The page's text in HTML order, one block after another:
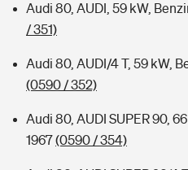
Audi 80, AUDI, 59 kW,
/ 351)
Audi 80, AUDI/4 T, 59 kW,
(0590 / 352)
Audi 80, AUDI SUPER 90,
1967(0590 / 354)